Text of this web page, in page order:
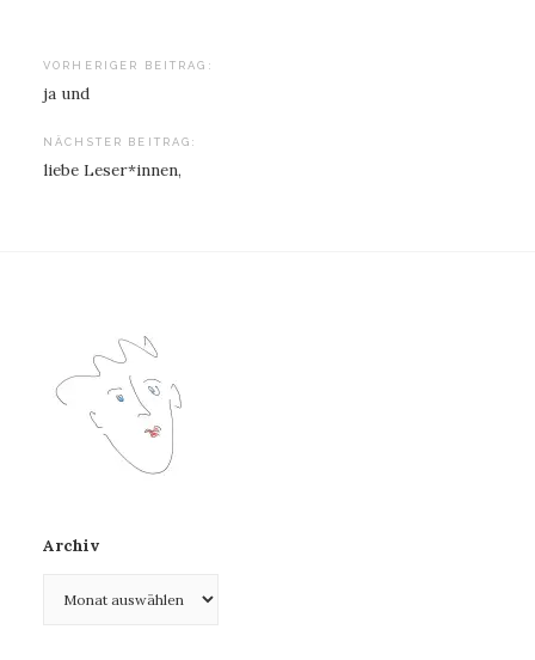
Beitragsnavigation
VORHERIGER BEITRAG:
ja und
NÄCHSTER BEITRAG:
liebe Leser*innen,
Archiv